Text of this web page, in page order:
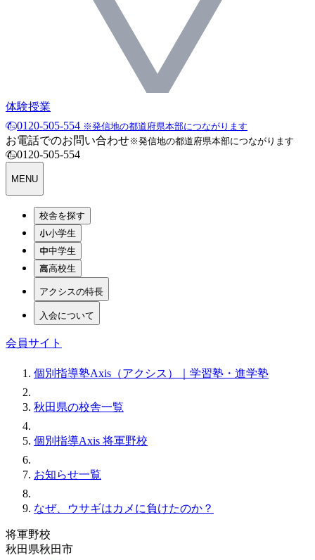
体験授業
0120-505-554 ※発信地の都道府県本部につながります
お電話でのお問い合わせ※発信地の都道府県本部につながります
0120-505-554
MENU
校舎を探す
小学生
中学生
高校生
アクシスの特長
入会について
会員サイト
個別指導塾Axis（アクシス）｜学習塾・進学塾
秋田県の校舎一覧
個別指導Axis 将軍野校
お知らせ一覧
なぜ、ウサギはカメに負けたのか？
将軍野校
秋田県秋田市